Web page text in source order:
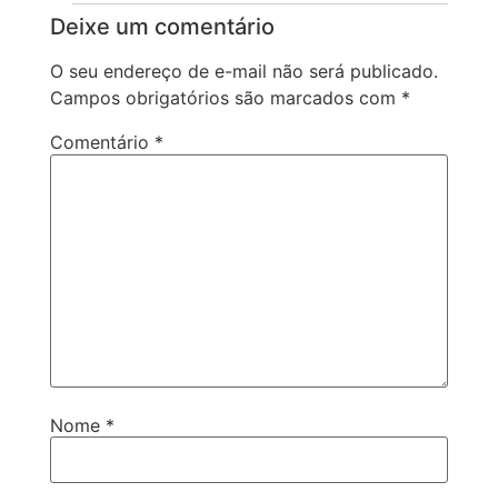
Deixe um comentário
O seu endereço de e-mail não será publicado.
Campos obrigatórios são marcados com *
Comentário *
Nome *